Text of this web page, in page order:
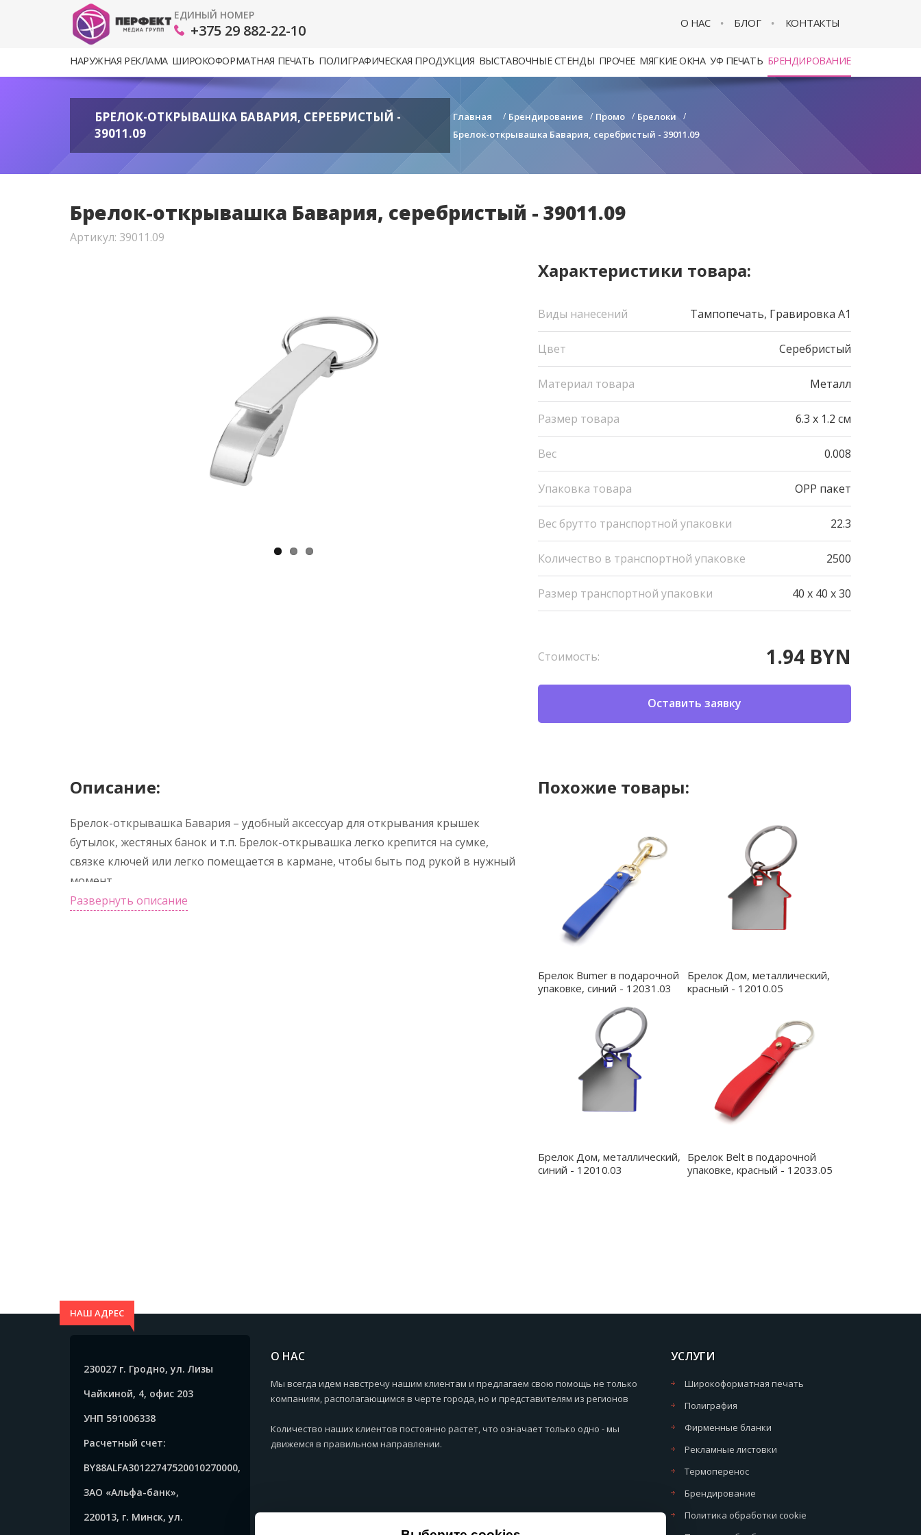
ЕДИНЫЙ НОМЕР
+375 29 882-22-10 О НАС БЛОГ КОНТАКТЫ
НАРУЖНАЯ РЕКЛАМА ШИРОКОФОРМАТНАЯ ПЕЧАТЬ ПОЛИГРАФИЧЕСКАЯ ПРОДУКЦИЯ ВЫСТАВОЧНЫЕ СТЕНДЫ ПРОЧЕЕ МЯГКИЕ ОКНА УФ ПЕЧАТЬ БРЕНДИРОВАНИЕ
БРЕЛОК-ОТКРЫВАШКА БАВАРИЯ, СЕРЕБРИСТЫЙ -
39011.09
Главная / Брендирование / Промо / Брелоки /
Брелок-открывашка Бавария, серебристый - 39011.09
Брелок-открывашка Бавария, серебристый - 39011.09
Артикул: 39011.09
Характеристики товара:
Виды нанесений Тампопечать, Гравировка А1
Цвет Серебристый
Материал товара Металл
Размер товара 6.3 x 1.2 см
Вес 0.008
Упаковка товара OPP пакет
Вес брутто транспортной упаковки 22.3
Количество в транспортной упаковке 2500
Размер транспортной упаковки 40 x 40 x 30
Стоимость: 1.94 BYN
Оставить заявку
Описание:
Брелок-открывашка Бавария – удобный аксессуар для открывания крышек
бутылок, жестяных банок и т.п. Брелок-открывашка легко крепится на сумке,
связке ключей или легко помещается в кармане, чтобы быть под рукой в нужный
момент.
Развернуть описание
Похожие товары:
Брелок Bumer в подарочной
упаковке, синий - 12031.03
Брелок Дом, металлический,
красный - 12010.05
Брелок Дом, металлический,
синий - 12010.03
Брелок Belt в подарочной
упаковке, красный - 12033.05
НАШ АДРЕС
230027 г. Гродно, ул. Лизы
Чайкиной, 4, офис 203
УНП 591006338
Расчетный счет:
BY88ALFA30122747520010270000,
ЗАО «Альфа-банк»,
220013, г. Минск, ул.
О НАС
Мы всегда идем навстречу нашим клиентам и предлагаем свою помощь не только
компаниям, располагающимся в черте города, но и представителям из регионов
Количество наших клиентов постоянно растет, что означает только одно - мы
движемся в правильном направлении.
УСЛУГИ
Широкоформатная печать
Полиграфия
Фирменные бланки
Рекламные листовки
Термоперенос
Брендирование
Политика обработки cookie